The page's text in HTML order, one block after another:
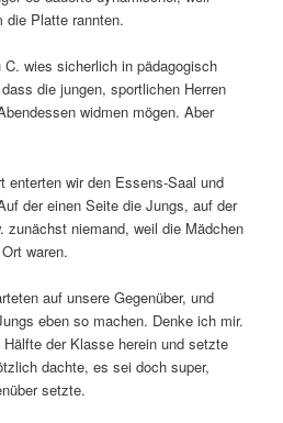
die Platte rannten.
wies sicherlich in pädagogisch
die jungen, sportlichen Herren
widmen mögen. Aber
enterten wir den Essens-Saal und
der einen Seite die Jungs, auf der
zunächst niemand, weil die Mädchen
waren.
auf unsere Gegenüber, und
eben so machen. Denke ich mir.
der Klasse herein und setzte
dachte, es sei doch super,
setzte.